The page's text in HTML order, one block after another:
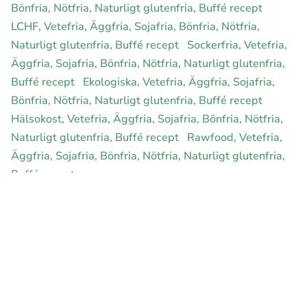
Bönfria, Nötfria, Naturligt glutenfria, Buffé recept
LCHF, Vetefria, Äggfria, Sojafria, Bönfria, Nötfria,
Naturligt glutenfria, Buffé recept Sockerfria, Vetefria,
Äggfria, Sojafria, Bönfria, Nötfria, Naturligt glutenfria,
Buffé recept Ekologiska, Vetefria, Äggfria, Sojafria,
Bönfria, Nötfria, Naturligt glutenfria, Buffé recept
Hälsokost, Vetefria, Äggfria, Sojafria, Bönfria, Nötfria,
Naturligt glutenfria, Buffé recept Rawfood, Vetefria,
Äggfria, Sojafria, Bönfria, Nötfria, Naturligt glutenfria,
Buffé recept